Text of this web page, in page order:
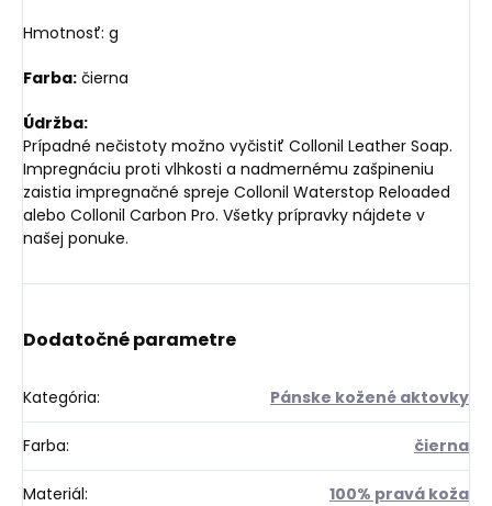
Hmotnosť: g
Farba: čierna
Údržba:
Prípadné nečistoty možno vyčistiť Collonil Leather Soap.
Impregnáciu proti vlhkosti a nadmernému zašpineniu
zaistia impregnačné spreje Collonil Waterstop Reloaded
alebo Collonil Carbon Pro. Všetky prípravky nájdete v
našej ponuke.
Dodatočné parametre
Kategória: Pánske kožené aktovky
Farba: čierna
Materiál: 100% pravá koža